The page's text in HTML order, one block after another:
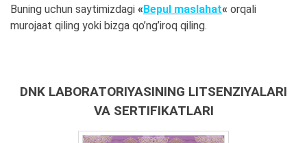
Buning uchun saytimizdagi «Bepul maslahat« orqali
murojaat qiling yoki bizga qo’ng’iroq qiling.
DNK LABORATORIYASINING LITSENZIYALARI
VA SERTIFIKATLARI